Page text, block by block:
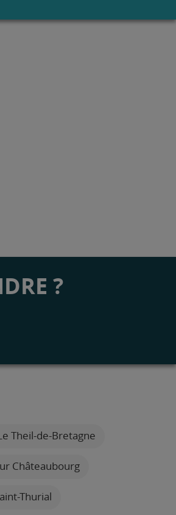
?
Theil-de-Bretagne
Châteaubourg
Thurial